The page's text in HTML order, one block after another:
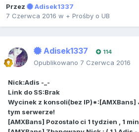
Przez
Adisek1337
7 Czerwca 2016 w + Prośby o UB
Adisek1337 114
Opublikowano 7 Czerwca 2016
Nick:Adis -_-
Link do SS:Brak
Wycinek z konsoli(bez IP)*:[AMXBans]
tym serwerze!
[AMXBans] Pozostalo ci 1 tydzien , 1